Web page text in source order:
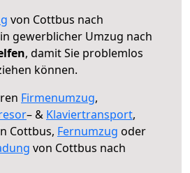
von Cottbus nach
gewerblicher Umzug nach
, damit Sie problemlos
können.
Firmenumzug,
– & Klaviertransport,
Cottbus, Fernumzug oder
von Cottbus nach